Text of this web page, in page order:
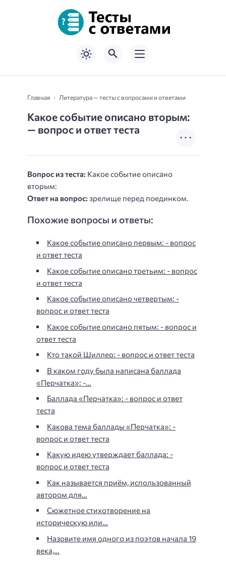
Главная Литература — тесты с вопросами и ответами
Какое событие описано вторым:
— вопрос и ответ теста
Вопрос из теста: Какое событие описано
вторым:
Ответ на вопрос: зрелище перед поединком.
Похожие вопросы и ответы:
Какое событие описано первым: - вопрос
и ответ теста
Какое событие описано третьим: - вопрос
и ответ теста
Какое событие описано четвертым: -
вопрос и ответ теста
Какое событие описано пятым: - вопрос и
ответ теста
Кто такой Шиллер: - вопрос и ответ теста
В каком году была написана баллада
«Перчатка»: -…
Баллада «Перчатка»: - вопрос и ответ
теста
Какова тема баллады «Перчатка»: -
вопрос и ответ теста
Какую идею утверждает баллада: -
вопрос и ответ теста
Как называется приём, использованный
автором для…
Сюжетное стихотворение на
историческую или…
Назовите имя одного из поэтов начала 19
века,…